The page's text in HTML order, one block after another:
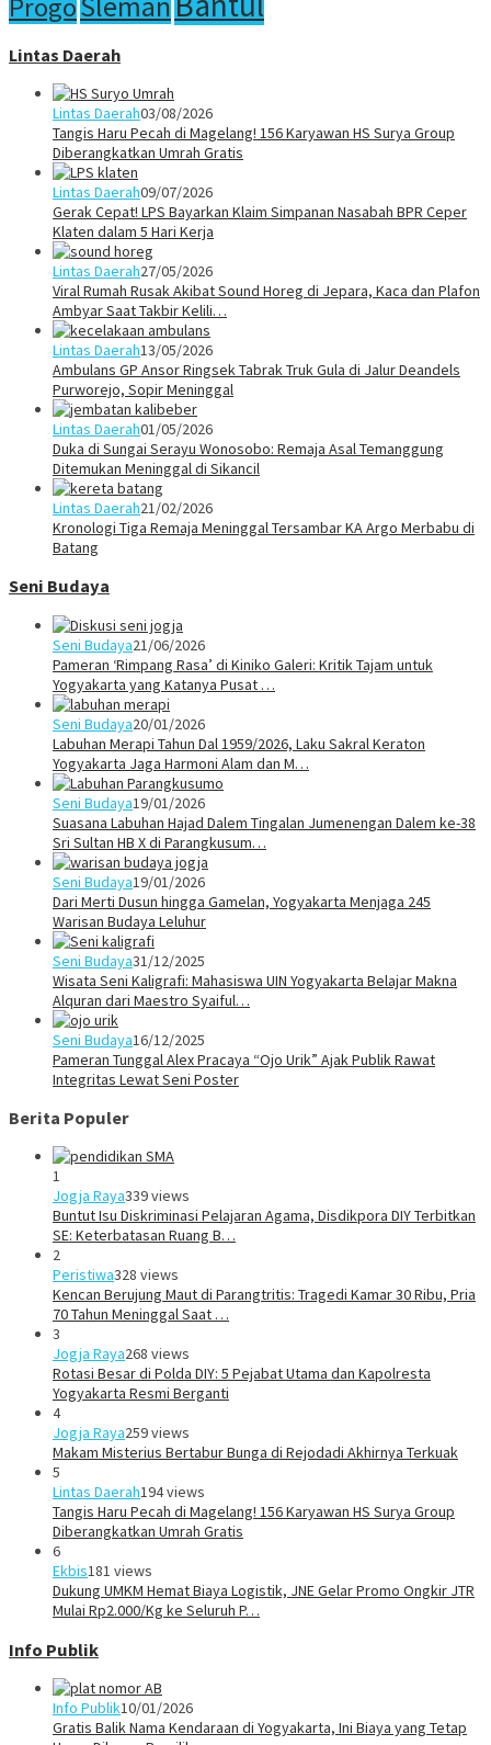
Progo
Lintas Daerah
Lintas Daerah03/08/2026
Tangis Haru Pecah di Magelang! 156 Karyawan HS Surya Group
Diberangkatkan Umrah Gratis
Lintas Daerah09/07/2026
Gerak Cepat! LPS Bayarkan Klaim Simpanan Nasabah BPR Ceper
Klaten dalam 5 Hari Kerja
Lintas Daerah27/05/2026
Viral Rumah Rusak Akibat Sound Horeg di Jepara, Kaca dan Plafon
Ambyar Saat Takbir Kelili…
Lintas Daerah13/05/2026
Ambulans GP Ansor Ringsek Tabrak Truk Gula di Jalur Deandels
Purworejo, Sopir Meninggal
Lintas Daerah01/05/2026
Duka di Sungai Serayu Wonosobo: Remaja Asal Temanggung
Ditemukan Meninggal di Sikancil
Lintas Daerah21/02/2026
Kronologi Tiga Remaja Meninggal Tersambar KA Argo Merbabu di
Batang
Seni Budaya
Seni Budaya21/06/2026
Pameran ‘Rimpang Rasa’ di Kiniko Galeri: Kritik Tajam untuk
Yogyakarta yang Katanya Pusat …
Seni Budaya20/01/2026
Labuhan Merapi Tahun Dal 1959/2026, Laku Sakral Keraton
Yogyakarta Jaga Harmoni Alam dan M…
Seni Budaya19/01/2026
Suasana Labuhan Hajad Dalem Tingalan Jumenengan Dalem ke-38
Sri Sultan HB X di Parangkusum…
Seni Budaya19/01/2026
Dari Merti Dusun hingga Gamelan, Yogyakarta Menjaga 245
Warisan Budaya Leluhur
Seni Budaya31/12/2025
Wisata Seni Kaligrafi: Mahasiswa UIN Yogyakarta Belajar Makna
Alquran dari Maestro Syaiful…
Seni Budaya16/12/2025
Pameran Tunggal Alex Pracaya “Ojo Urik” Ajak Publik Rawat
Integritas Lewat Seni Poster
Berita Populer
1
Jogja Raya339 views
Buntut Isu Diskriminasi Pelajaran Agama, Disdikpora DIY Terbitkan
SE: Keterbatasan Ruang B…
2
Peristiwa328 views
Kencan Berujung Maut di Parangtritis: Tragedi Kamar 30 Ribu, Pria
70 Tahun Meninggal Saat …
3
Jogja Raya268 views
Rotasi Besar di Polda DIY: 5 Pejabat Utama dan Kapolresta
Yogyakarta Resmi Berganti
4
Jogja Raya259 views
Makam Misterius Bertabur Bunga di Rejodadi Akhirnya Terkuak
5
Lintas Daerah194 views
Tangis Haru Pecah di Magelang! 156 Karyawan HS Surya Group
Diberangkatkan Umrah Gratis
6
Ekbis181 views
Dukung UMKM Hemat Biaya Logistik, JNE Gelar Promo Ongkir JTR
Mulai Rp2.000/Kg ke Seluruh P…
Info Publik
Info Publik10/01/2026
Gratis Balik Nama Kendaraan di Yogyakarta, Ini Biaya yang Tetap